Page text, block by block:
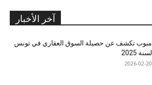
آخر الأخبار
مبوب تكشف عن حصيلة السوق العقاري في تونس
لسنة 2025
2026-02-20